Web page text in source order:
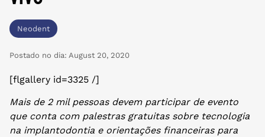
Neodent
Postado no dia: August 20, 2020
[flgallery id=3325 /]
Mais de 2 mil pessoas devem participar de evento
que conta com palestras gratuitas sobre tecnologia
na implantodontia e orientações financeiras para